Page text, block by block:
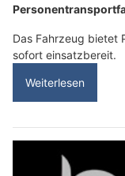
Das Fahrzeug bietet
sofort einsatzbereit.
Weiterlesen